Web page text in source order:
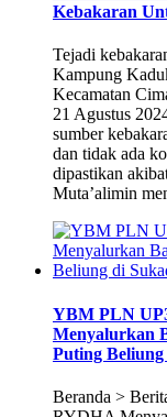
Kebakaran
Tejadi
Kampung
Kecamatan
21 Agustus
sumber
dan tidak ada
dipastikan
Muta’alimin
YBM PLN
Menyalurkan
Puting
Beranda >